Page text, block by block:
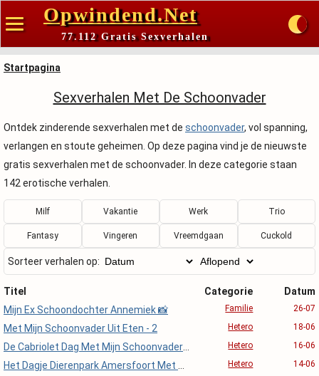
Opwindend.Net
77.112 Gratis Sexverhalen
Startpagina
Sexverhalen Met De Schoonvader
Ontdek zinderende sexverhalen met de schoonvader, vol spanning,
verlangen en stoute geheimen. Op deze pagina vind je de nieuwste
gratis sexverhalen met de schoonvader. In deze categorie staan
142 erotische verhalen.
Milf Vakantie Werk Trio
Fantasy Vingeren Vreemdgaan Cuckold
Sorteer verhalen op:
Titel Categorie
Datum
Mijn Ex Schoondochter Annemiek 📸
Familie 26-07
Met Mijn Schoonvader Uit Eten - 2 Hetero 18-06
Hetero 16-06
Hetero 14-06